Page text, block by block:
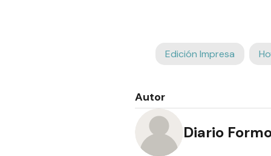
Edición Impresa
Autor
Diario